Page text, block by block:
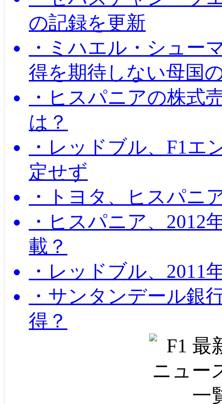
の記録を更新
・ミハエル・シュー
得を期待しない母国
・ヒスパニアの株式
は？
・レッドブル、F1エ
定せず
・トヨタ、ヒスパニ
・ヒスパニア、2012
載？
・レッドブル、2011
・サンタンデール銀
得？